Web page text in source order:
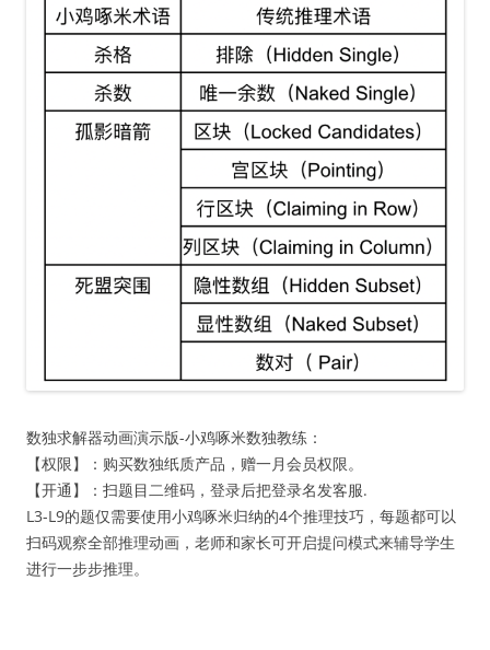
数独求解器动画演示版-小鸡啄米数独教练：
【权限】：购买数独纸质产品，赠一月会员权限。
【开通】：扫题目二维码，登录后把登录名发客服.
L3-L9的题仅需要使用小鸡啄米归纳的4个推理技巧，每题都可以
扫码观察全部推理动画，老师和家长可开启提问模式来辅导学生
进行一步步推理。